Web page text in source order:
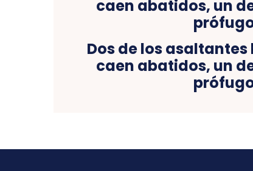
Dos de los
caen abatidos, un